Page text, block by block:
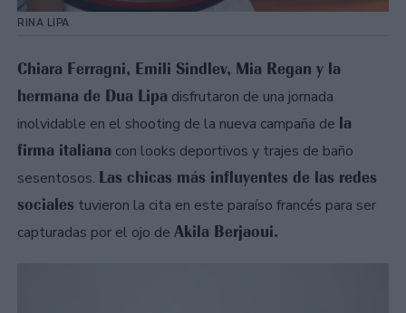
RINA LIPA
Chiara Ferragni, Emili Sindlev, Mia Regan y la
hermana de Dua Lipa disfrutaron de una jornada
inolvidable en el shooting de la nueva campaña de la
firma italiana con looks deportivos y trajes de baño
sesentosos. Las chicas más influyentes de las redes
sociales tuvieron la cita en este paraíso francés para ser
capturadas por el ojo de Akila Berjaoui.